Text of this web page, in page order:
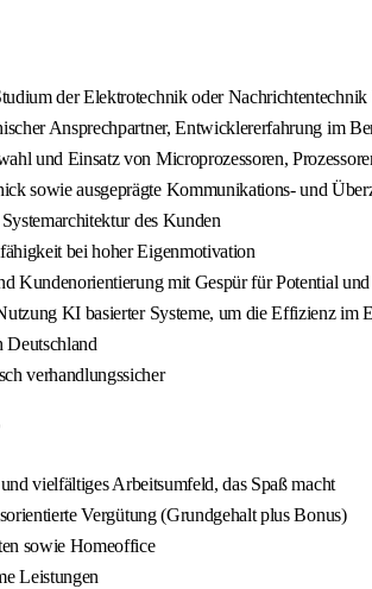
der Elektrotechnik oder
Ansprechpartner, Entwicklererfahrung im
und Einsatz von Microprozessoren,
sowie ausgeprägte Kommunikations- und
des Kunden
bei hoher Eigenmotivation
Kundenorientierung mit Gespür für Potential
KI basierter Systeme, um die Effizienz im
Deutschland
verhandlungssicher
vielfältiges Arbeitsumfeld, das Spaß macht
Vergütung (Grundgehalt plus Bonus)
sowie Homeoffice
Leistungen